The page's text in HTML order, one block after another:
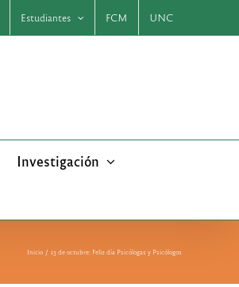
Estudiantes FCM UNC
Investigación
Inicio 13 de octubre: Feliz día Psicólogas y Psicólogos